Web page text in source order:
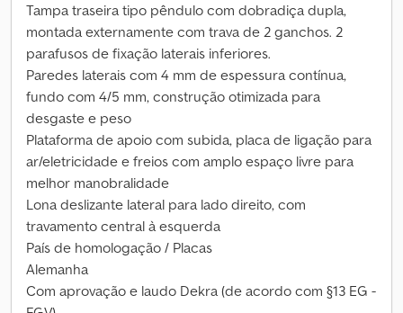
Tampa traseira tipo pêndulo com dobradiça dupla,
montada externamente com trava de 2 ganchos. 2
parafusos de fixação laterais inferiores.
Paredes laterais com 4 mm de espessura contínua,
fundo com 4/5 mm, construção otimizada para
desgaste e peso
Plataforma de apoio com subida, placa de ligação para
ar/eletricidade e freios com amplo espaço livre para
melhor manobralidade
Lona deslizante lateral para lado direito, com
travamento central à esquerda
País de homologação / Placas
Alemanha
Com aprovação e laudo Dekra (de acordo com §13 EG -